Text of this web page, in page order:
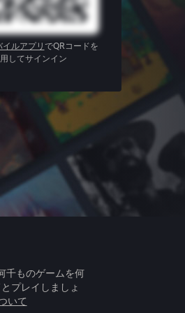
ルアプリ でQRコードを
してサインイン
千ものゲームを何
プレイしましょ
いて